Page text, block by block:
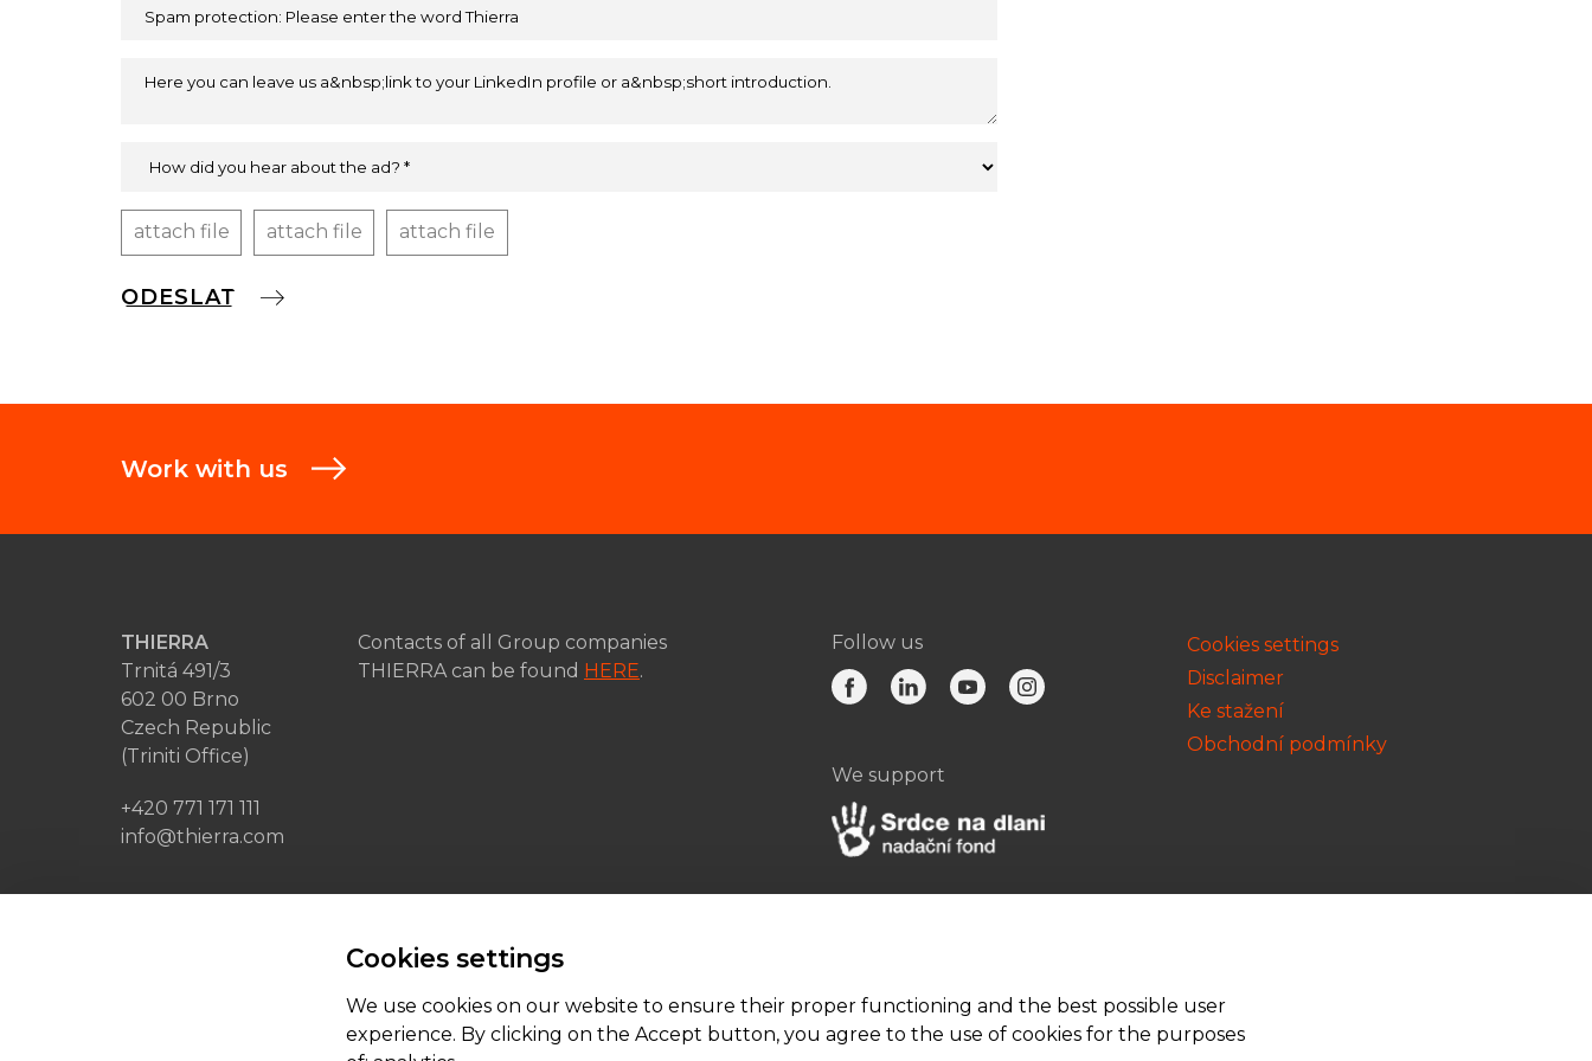
Cookies settings
We use cookies on our website to ensure their proper functioning and the best possible user
experience. By clicking on the Accept button, you agree to the use of cookies for the purposes
attach file attach file attach file
Work with us
THIERRA
Trnitá 491/3
602 00 Brno
Czech Republic
(Triniti Office)
+420 771 171 111
info@thierra.com
Contacts of all Group companies
THIERRA can be found HERE.
Follow us
We support
Cookies settings
Disclaimer
Ke stažení
Obchodní podmínky